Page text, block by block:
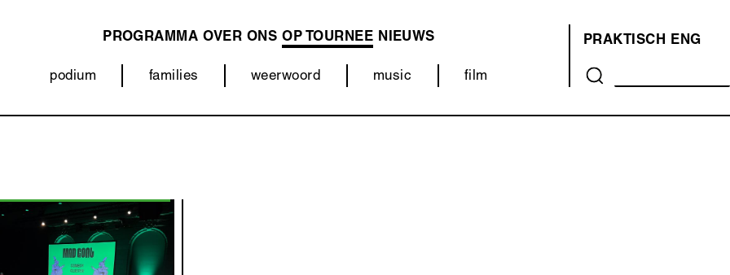
Categorieën
(menu)
podium families weerwoord music film
NAVIGATION
PROGRAMMA OVER ONS OP TOURNEE NIEUWS
OVER
ONS
(MENU)
PRAKTISCH ENG